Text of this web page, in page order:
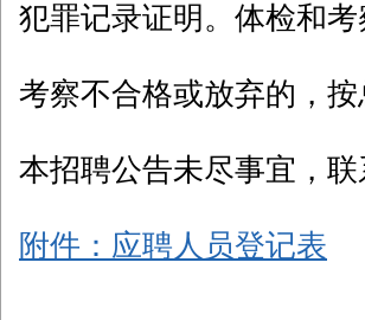
犯罪记录证明。体检和
考察不合格或放弃的，
本招聘公告未尽事宜，联
附件：应聘人员登记表